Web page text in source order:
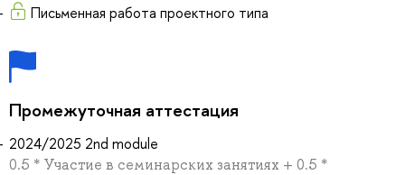
Письменная работа проектного типа
Промежуточная аттестация
2024/2025 2nd module
0.5 * Участие в семинарских занятиях + 0.5 *